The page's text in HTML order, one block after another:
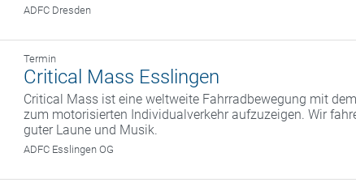
ADFC Dresden
Termin
Critical Mass Esslingen
Critical Mass ist eine weltweite Fahrrad­bewegung mit
zum motorisierten Individual­verkehr aufzuzeigen. Wir
guter Laune und Musik.
ADFC Esslingen OG